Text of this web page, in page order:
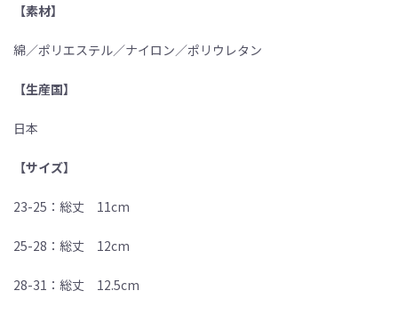
【素材】
綿／ポリエステル／ナイロン／ポリウレタン
【生産国】
日本
【サイズ】
23-25：総丈 11cm
25-28：総丈 12cm
28-31：総丈 12.5cm